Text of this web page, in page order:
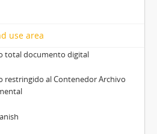
use area
total documento digital
restringido al Contenedor Archivo